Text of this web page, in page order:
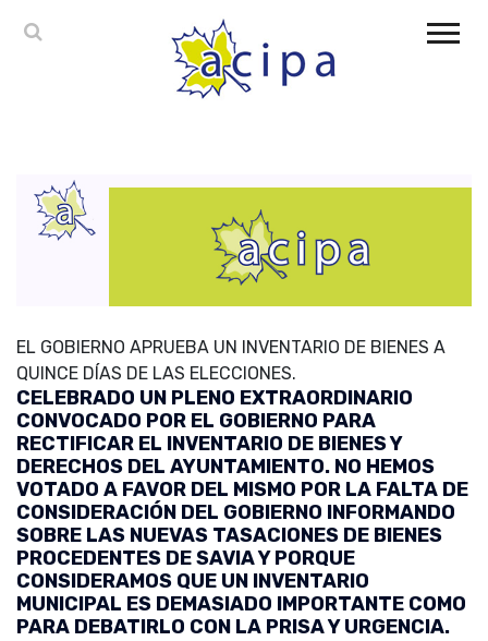
EL GOBIERNO APRUEBA UN INVENTARIO DE BIENES A
QUINCE DÍAS DE LAS ELECCIONES.
CELEBRADO UN PLENO EXTRAORDINARIO
CONVOCADO POR EL GOBIERNO PARA
RECTIFICAR EL INVENTARIO DE BIENES Y
DERECHOS DEL AYUNTAMIENTO. NO HEMOS
VOTADO A FAVOR DEL MISMO POR LA FALTA DE
CONSIDERACIÓN DEL GOBIERNO INFORMANDO
SOBRE LAS NUEVAS TASACIONES DE BIENES
PROCEDENTES DE SAVIA Y PORQUE
CONSIDERAMOS QUE UN INVENTARIO
MUNICIPAL ES DEMASIADO IMPORTANTE COMO
PARA DEBATIRLO CON LA PRISA Y URGENCIA.